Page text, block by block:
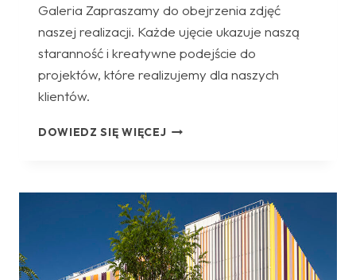
Galeria Zapraszamy do obejrzenia zdjęć
naszej realizacji. Każde ujęcie ukazuje naszą
staranność i kreatywne podejście do
projektów, które realizujemy dla naszych
klientów.
DOWIEDZ SIĘ WIĘCEJWYMIANA
KWIACIARNI
„KALINA”
W
KRAKOWIE